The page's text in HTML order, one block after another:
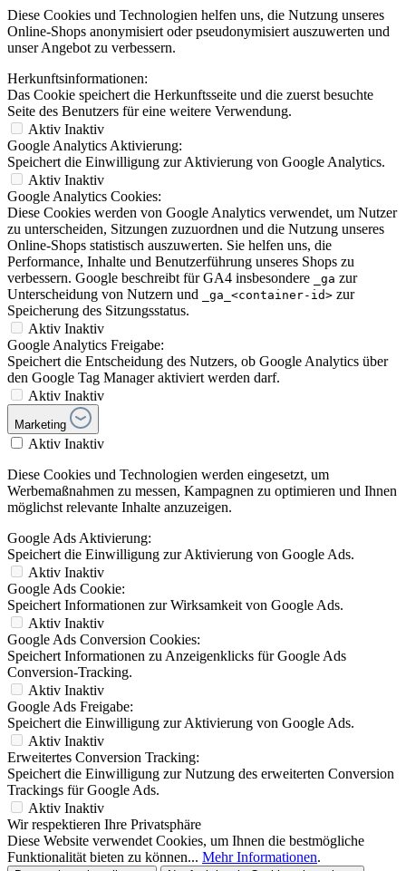
Diese Cookies und Technologien helfen uns, die Nutzung unseres
Online-Shops anonymisiert oder pseudonymisiert auszuwerten und
unser Angebot zu verbessern.
Herkunftsinformationen:
Das Cookie speichert die Herkunftsseite und die zuerst besuchte
Seite des Benutzers für eine weitere Verwendung.
Aktiv Inaktiv
Google Analytics Aktivierung:
Speichert die Einwilligung zur Aktivierung von Google Analytics.
Aktiv Inaktiv
Google Analytics Cookies:
Diese Cookies werden von Google Analytics verwendet, um Nutzer
zu unterscheiden, Sitzungen zuzuordnen und die Nutzung unseres
Online-Shops statistisch auszuwerten. Sie helfen uns, die
Performance, Inhalte und Benutzerführung unseres Shops zu
verbessern. Google beschreibt für GA4 insbesondere
_ga zur
Unterscheidung von Nutzern und
_ga_<container-id> zur
Speicherung des Sitzungsstatus.
Aktiv Inaktiv
Google Analytics Freigabe:
Speichert die Entscheidung des Nutzers, ob Google Analytics über
den Google Tag Manager aktiviert werden darf.
Aktiv Inaktiv
Marketing
Aktiv Inaktiv
Diese Cookies und Technologien werden eingesetzt, um
Werbemaßnahmen zu messen, Kampagnen zu optimieren und Ihnen
möglichst relevante Inhalte anzuzeigen.
Google Ads Aktivierung:
Speichert die Einwilligung zur Aktivierung von Google Ads.
Aktiv Inaktiv
Google Ads Cookie:
Speichert Informationen zur Wirksamkeit von Google Ads.
Aktiv Inaktiv
Google Ads Conversion Cookies:
Speichert Informationen zu Anzeigenklicks für Google Ads
Conversion-Tracking.
Aktiv Inaktiv
Google Ads Freigabe:
Speichert die Einwilligung zur Aktivierung von Google Ads.
Aktiv Inaktiv
Erweitertes Conversion Tracking:
Speichert die Einwilligung zur Nutzung des erweiterten Conversion
Trackings für Google Ads.
Aktiv Inaktiv
Wir respektieren Ihre Privatsphäre
Diese Website verwendet Cookies, um Ihnen die bestmögliche
Funktionalität bieten zu können... Mehr Informationen.